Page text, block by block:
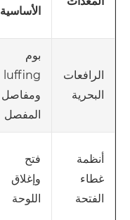
الأساسية
الرافعات
البحرية
بوم
luffing
ومفاصل
المفصل
أنظمة
غطاء
الفتحة
فتح
وإغلاق
اللوحة